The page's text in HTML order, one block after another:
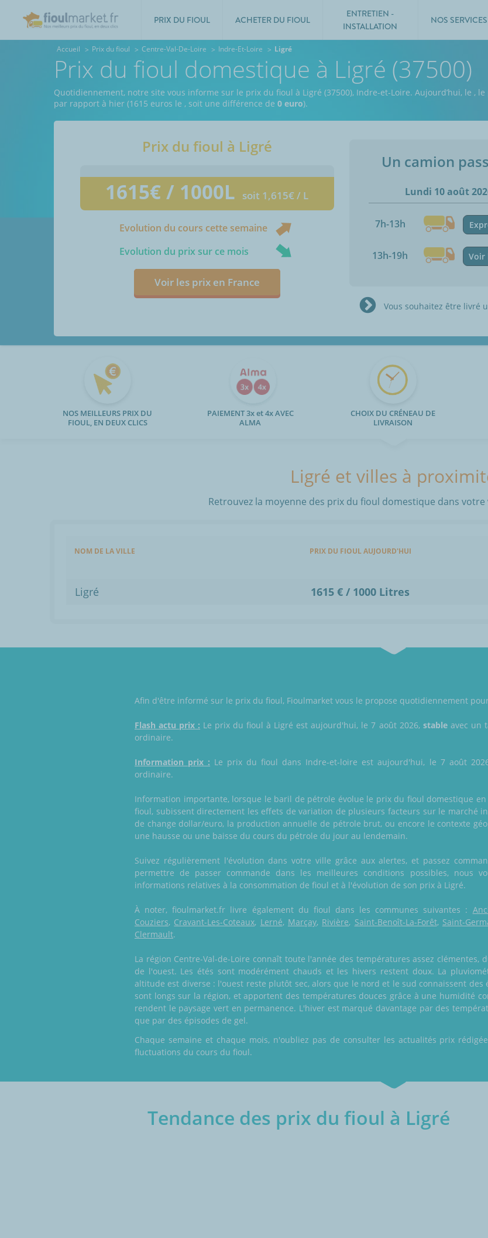
PRIX DU FIOUL ACHETER DU FIOUL
ENTRETIEN -
INSTALLATION
NOS SERVICES
Accueil Prix du fioul Centre-Val-De-Loire Indre-Et-Loire Ligré
Prix du fioul domestique à Ligré (37500)
Quotidiennement, notre site vous informe sur le prix du fioul à Ligré (37500), Indre-et-Loire. Aujourd’hui, le , le
par rapport à hier (1615 euros le , soit une différence de 0 euro).
Prix du fioul à Ligré
1615€ / 1000L soit 1,615€ / L
Evolution du cours cette semaine
Evolution du prix sur ce mois
Voir les prix en France
Un camion
Lundi 10 août
7h-13h
13h-19h Voir
Vous souhaitez être livré
NOS MEILLEURS PRIX DU
FIOUL, EN DEUX CLICS
PAIEMENT 3x et 4x AVEC
ALMA
CHOIX DU CRÉNEAU DE
LIVRAISON
Ligré et villes à
Retrouvez la moyenne des prix du fioul domestique dans
NOM DE LA VILLE PRIX DU FIOUL AUJOURD'HUI
Ligré 1615 € / 1000 Litres
Afin d'être informé sur le prix du fioul, Fioulmarket vous le propose quotidiennement
Flash actu prix : Le prix du fioul à Ligré est aujourd'hui, le 7 août 2026, stableavec un
ordinaire.
Information prix : Le prix du fioul dans Indre-et-loire est aujourd'hui, le 7 août
ordinaire.
Information importante, lorsque le baril de pétrole évolue le prix du fioul domestique
fioul, subissent directement les effets de variation de plusieurs facteurs sur le marché
de change dollar/euro, la production annuelle de pétrole brut, ou encore le contexte
une hausse ou une baisse du cours du pétrole du jour au lendemain.
Suivez régulièrement l'évolution dans votre ville grâce aux alertes, et passez
permettre de passer commande dans les meilleures conditions possibles, nous
informations relatives à la consommation de fioul et à l'évolution de son prix à Ligré.
À noter, fioulmarket.fr livre également du fioul dans les communes suivantes :
Couziers, Cravant-Les-Coteaux, Lerné, Marçay, Rivière, Saint-Benoît-La-Forêt, Saint-
Clermault.
La région Centre-Val-de-Loire connaît toute l'année des températures assez clémentes,
de l'ouest. Les étés sont modérément chauds et les hivers restent doux. La
altitude est diverse : l'ouest reste plutôt sec, alors que le nord et le sud connaissent des
sont longs sur la région, et apportent des températures douces grâce à une humidité
rendent le paysage vert en permanence. L'hiver est marqué davantage par des
que par des épisodes de gel.
Chaque semaine et chaque mois, n'oubliez pas de consulter les actualités prix
fluctuations du cours du fioul.
Tendance des prix du fioul à Ligré